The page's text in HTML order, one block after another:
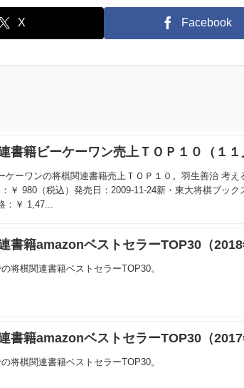
X Facebook
書籍ビーケーワン売上ＴＯＰ１０（１１
ケーワンの将棋関連書籍売上ＴＯＰ１０。羽生善治 考え
￥ 980（税込）発売日：2009-11-24新・東大将棋ブッ
：￥ 1,47...
書籍amazonベストセラーTOP30（2018
将棋関連書籍ベストセラーTOP30。
書籍amazonベストセラーTOP30（2017
将棋関連書籍ベストセラーTOP30。